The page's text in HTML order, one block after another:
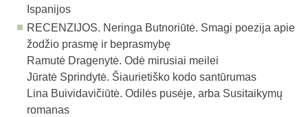
Ispanijos
RECENZIJOS. Neringa Butnoriūtė. Smagi poezija apie
žodžio prasmę ir beprasmybę
Ramutė Dragenytė. Odė mirusiai meilei
Jūratė Sprindytė. Šiaurietiško kodo santūrumas
Lina Buividavičiūtė. Odilės pusėje, arba Susitaikymų
romanas